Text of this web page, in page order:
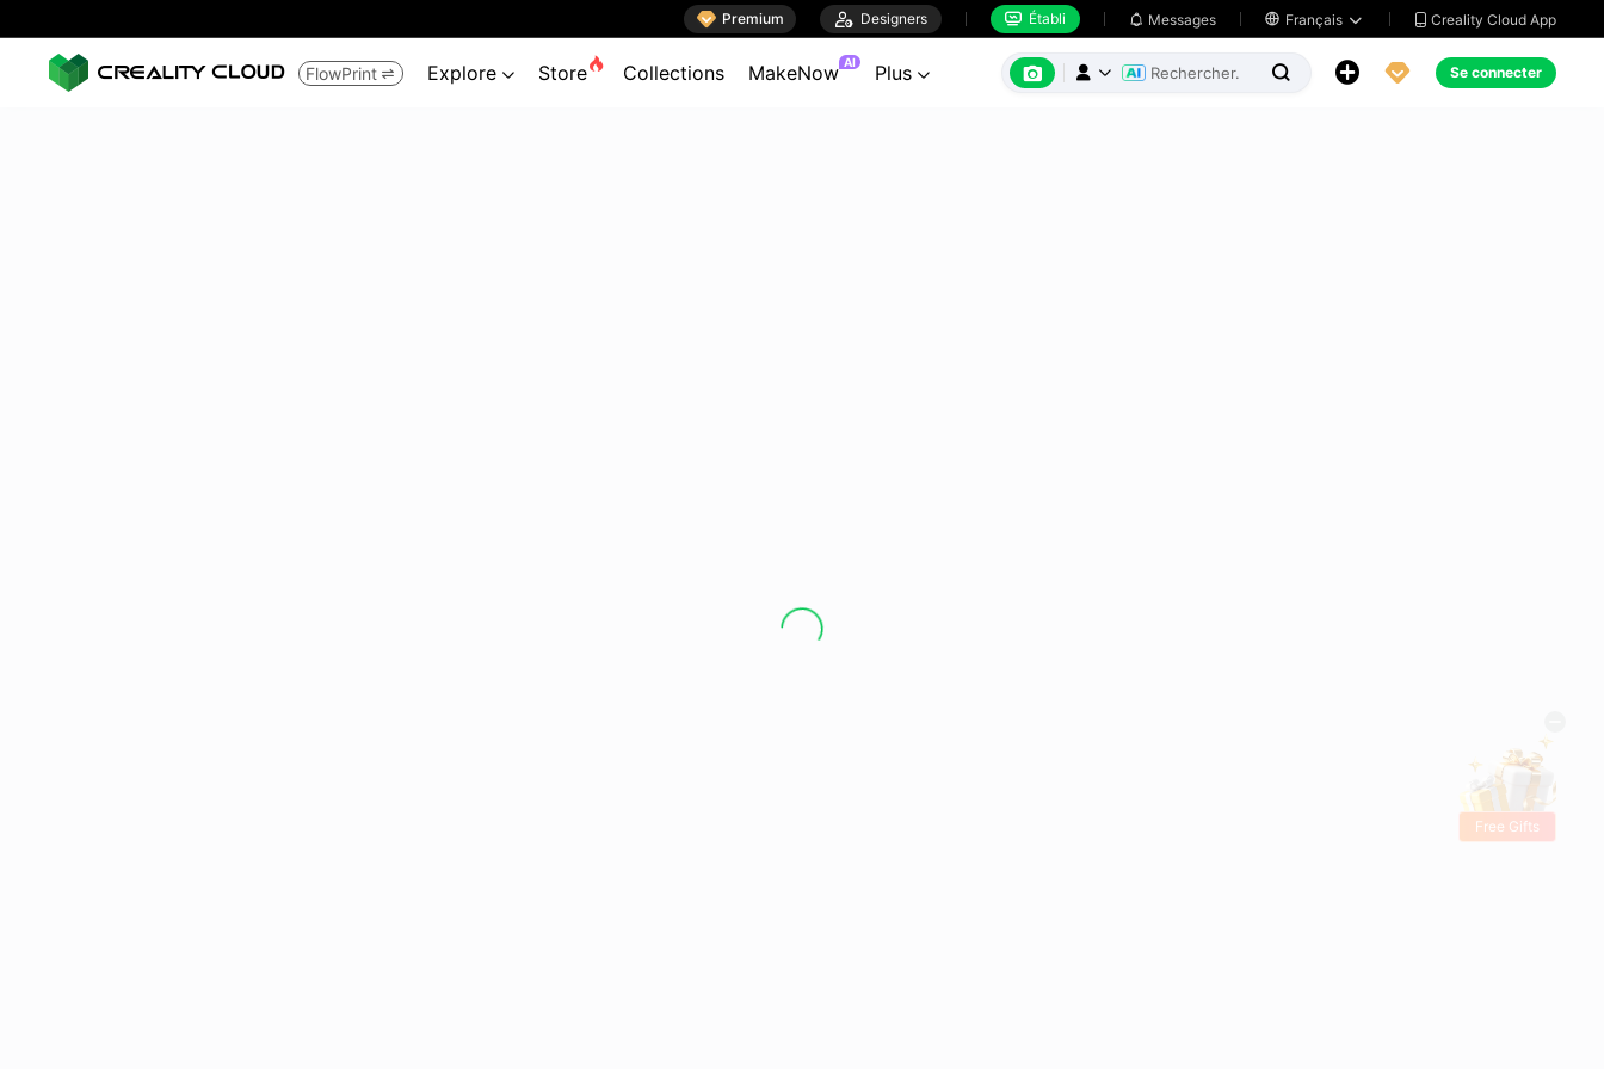
 Premium  Designers  Établi  Messages  Français   Creality Cloud App
FlowPrint  Explore  Store Collections MakeNow AI Plus        Se connecter
Free Gifts